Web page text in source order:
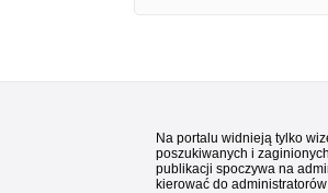
Na portalu widnieją tylko
poszukiwanych i
publikacji spoczywa na
kierować do